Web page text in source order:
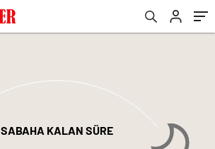
SABAHA KALAN SÜRE